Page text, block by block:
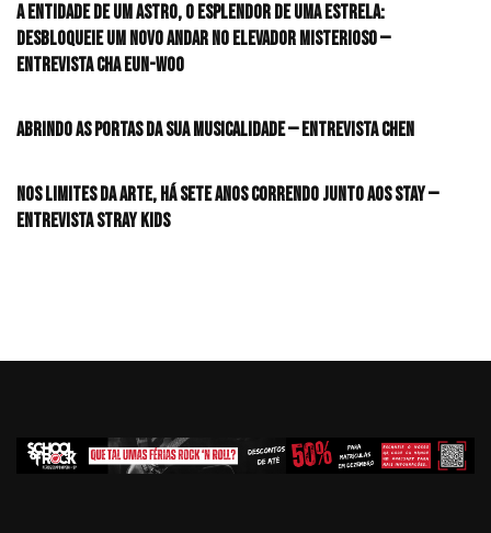
A entidade de um astro, o esplendor de uma estrela:
desbloqueie um novo andar no elevador misterioso —
Entrevista CHA EUN-WOO
Abrindo as portas da sua musicalidade — Entrevista CHEN
Nos limites da arte, há sete anos correndo junto aos STAY —
Entrevista Stray Kids